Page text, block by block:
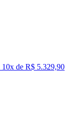
10x de R$ 5.329,90